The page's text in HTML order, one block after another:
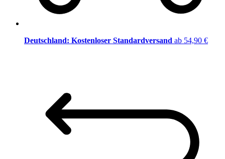
Deutschland: Kostenloser Standardversand ab 54,90 €